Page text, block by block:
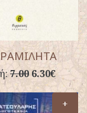
7.006.30€
+